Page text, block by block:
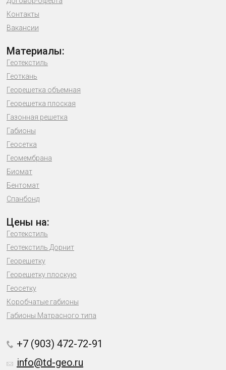
Контакты
Вакансии
Материалы:
Геотекстиль
Геоткань
Георешетка объемная
Георешетка плоская
Газонная решетка
Габионы
Геосетка
Геомембрана
Биомат
Бентомат
Спанбонд
Цены на:
Геотекстиль
Геотекстиль Дорнит
Георешетку
Георешетку плоскую
Геосетку
Коробчатые габионы
Габионы Матрасного типа
+7 (903) 472-72-91
info@td-geo.ru